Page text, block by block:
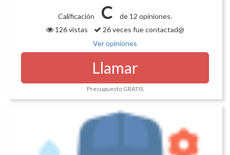
Calificación C
de 12 opiniones.
126 vistas
26 veces fue contactad@
Ver opiniones
Llamar
Presupuesto GRATIS